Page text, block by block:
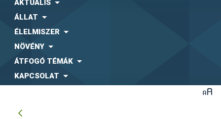
AKTUÁLIS
ÁLLAT
ÉLELMISZER
NÖVÉNY
ÁTFOGÓ TÉMÁK
KAPCSOLAT